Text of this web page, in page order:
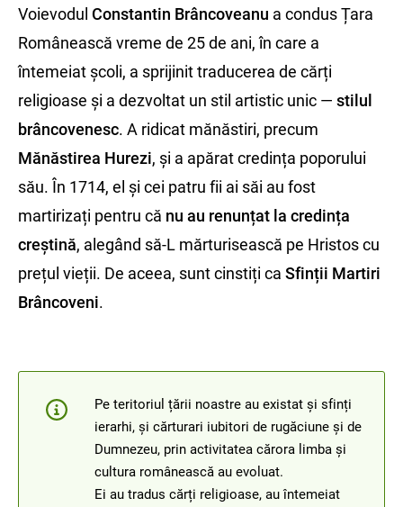
Voievodul Constantin Brâncoveanu a condus Țara
Românească vreme de 25 de ani, în care a
întemeiat școli, a sprijinit traducerea de cărți
religioase și a dezvoltat un stil artistic unic — stilul
brâncovenesc. A ridicat mănăstiri, precum
Mănăstirea Hurezi, și a apărat credința poporului
său. În 1714, el și cei patru fii ai săi au fost
martirizați pentru că nu au renunțat la credința
creștină, alegând să-L mărturisească pe Hristos cu
prețul vieții. De aceea, sunt cinstiți ca Sfinții Martiri
Brâncoveni.
Pe teritoriul țării noastre au existat și sfinți
ierarhi, și cărturari iubitori de rugăciune și de
Dumnezeu, prin activitatea cărora limba și
cultura românească au evoluat.
Ei au tradus cărți religioase, au întemeiat